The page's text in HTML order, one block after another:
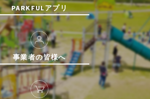
PARKFULアプリ
事業者の皆様へ